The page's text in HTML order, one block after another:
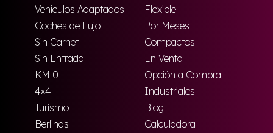
Vehículos Adaptados
Flexible
Coches de Lujo
Por Meses
Sin Carnet
Compactos
Sin Entrada
En Venta
KM 0
Opción a Compra
4×4
Industriales
Turismo
Blog
Berlinas
Calculadora